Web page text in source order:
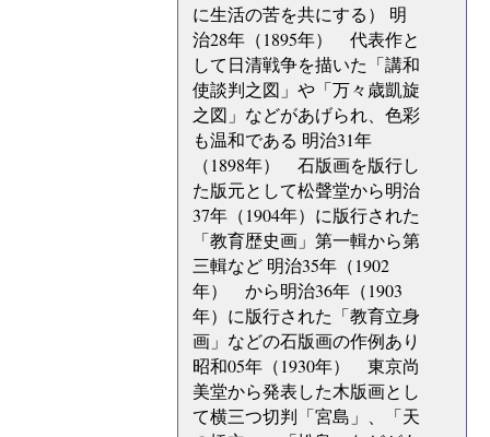
に生活の苦を共にする） 明
治28年（1895年） 代表作と
して日清戦争を描いた「講和
使談判之図」や「万々歳凱旋
之図」などがあげられ、色彩
も温和である 明治31年
（1898年） 石版画を版行し
た版元として松聲堂から明治
37年（1904年）に版行された
「教育歴史画」第一輯から第
三輯など 明治35年（1902
年） から明治36年（1903
年）に版行された「教育立身
画」などの石版画の作例あり
昭和05年（1930年） 東京尚
美堂から発表した木版画とし
て横三つ切判「宮島」、「天